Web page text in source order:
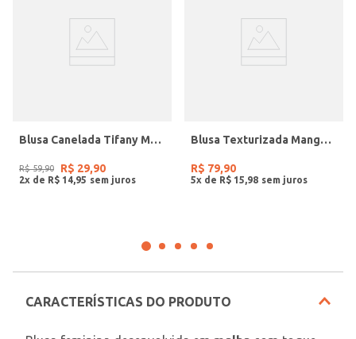
Blusa Canelada Tifany Manga Longa Feminina PRETO
R$ 59,90 R$ 29,90
2x de R$ 14 95
Blusa Texturizada Manga 7/8 Plus Size Feminina PRETO
R$ 79,90
5x de R$ 15 98
CARACTERÍSTICAS DO PRODUTO